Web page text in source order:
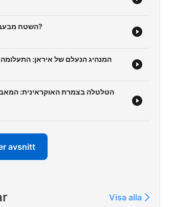
השטח מבעבע: מה גורם להסלמה ביהודה ושומרון?
המנהיג הנעלם של איראן:
הטלטלה בצמרת האוקראינית:
avsnitt
Visa alla